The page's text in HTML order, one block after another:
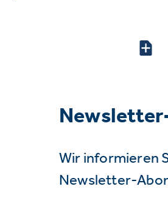
Wir informieren
Newsletter-